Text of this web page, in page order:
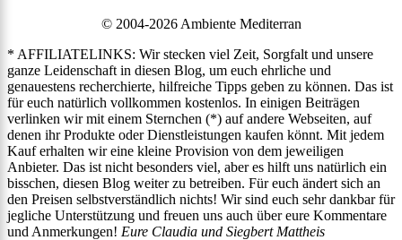
© 2004-2026 Ambiente Mediterran
* AFFILIATELINKS: Wir stecken viel Zeit, Sorgfalt und unsere
ganze Leidenschaft in diesen Blog, um euch ehrliche und
genauestens recherchierte, hilfreiche Tipps geben zu können. Das ist
für euch natürlich vollkommen kostenlos. In einigen Beiträgen
verlinken wir mit einem Sternchen (*) auf andere Webseiten, auf
denen ihr Produkte oder Dienstleistungen kaufen könnt. Mit jedem
Kauf erhalten wir eine kleine Provision von dem jeweiligen
Anbieter. Das ist nicht besonders viel, aber es hilft uns natürlich ein
bisschen, diesen Blog weiter zu betreiben. Für euch ändert sich an
den Preisen selbstverständlich nichts! Wir sind euch sehr dankbar für
jegliche Unterstützung und freuen uns auch über eure Kommentare
und Anmerkungen! Eure Claudia und Siegbert Mattheis